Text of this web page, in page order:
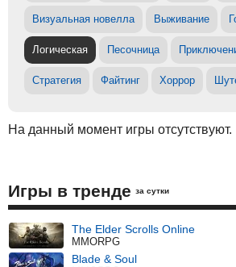
Визуальная новелла Выживание
Логическая Песочница
Стратегия Файтинг Хоррор
На данный момент игры отсутствуют.
Игры в тренде за сутки
The Elder Scrolls Online
MMORPG
Blade & Soul